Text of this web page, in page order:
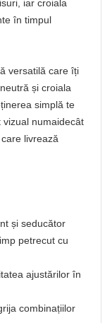
iar croiala
în timpul
versatilă care îți
și croiala
simplă te
numaidecât
livrează
și seducător
petrecut cu
ajustărilor în
combinațiilor